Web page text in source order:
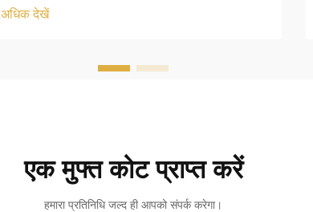
अधिक देखें
एक मुफ्त कोट प्राप्त करें
हमारा प्रतिनिधि जल्द ही आपको संपर्क करेगा।